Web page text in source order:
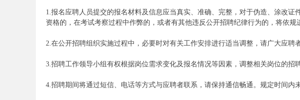
1.报名应聘人员提交的报名材料及信息应当真实、准确、完整，对于伪造、涂改
资格的，在考试考察过程中作弊的，或者有其他违反公开招聘纪律行为的，将依规
2.在公开招聘组织实施过程中，必要时对有关工作安排进行适当调整，请广大应聘
3.招聘工作领导小组有权根据岗位需求变化及报名情况等因素，调整相关岗位的招
4.招聘期间将通过短信、电话等方式与应聘者联系，请保持通信畅通。规定时间内